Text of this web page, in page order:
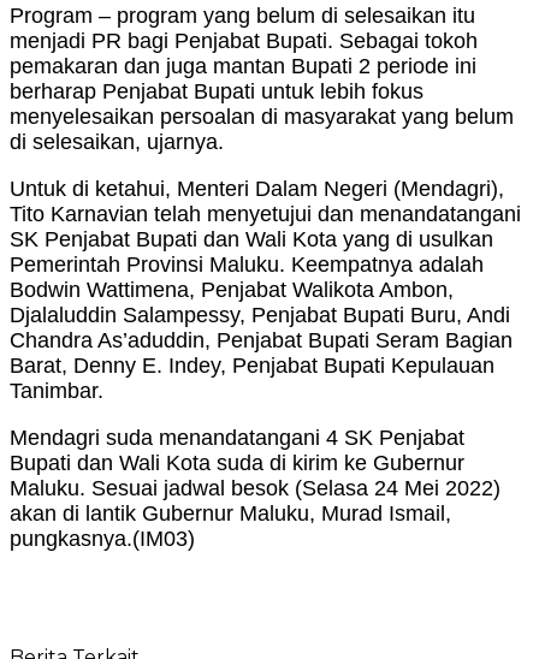
Program – program yang belum di selesaikan itu
menjadi PR bagi Penjabat Bupati. Sebagai tokoh
pemakaran dan juga mantan Bupati 2 periode ini
berharap Penjabat Bupati untuk lebih fokus
menyelesaikan persoalan di masyarakat yang belum
di selesaikan, ujarnya.
Untuk di ketahui, Menteri Dalam Negeri (Mendagri),
Tito Karnavian telah menyetujui dan menandatangani
SK Penjabat Bupati dan Wali Kota yang di usulkan
Pemerintah Provinsi Maluku. Keempatnya adalah
Bodwin Wattimena, Penjabat Walikota Ambon,
Djalaluddin Salampessy, Penjabat Bupati Buru, Andi
Chandra As’aduddin, Penjabat Bupati Seram Bagian
Barat, Denny E. Indey, Penjabat Bupati Kepulauan
Tanimbar.
Mendagri suda menandatangani 4 SK Penjabat
Bupati dan Wali Kota suda di kirim ke Gubernur
Maluku. Sesuai jadwal besok (Selasa 24 Mei 2022)
akan di lantik Gubernur Maluku, Murad Ismail,
pungkasnya.(IM03)